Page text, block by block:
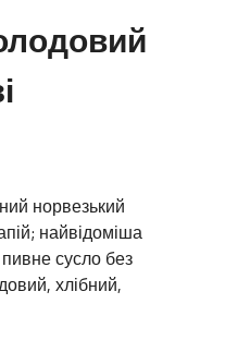
норвезький
найвідоміша
сусло без
хлібний,